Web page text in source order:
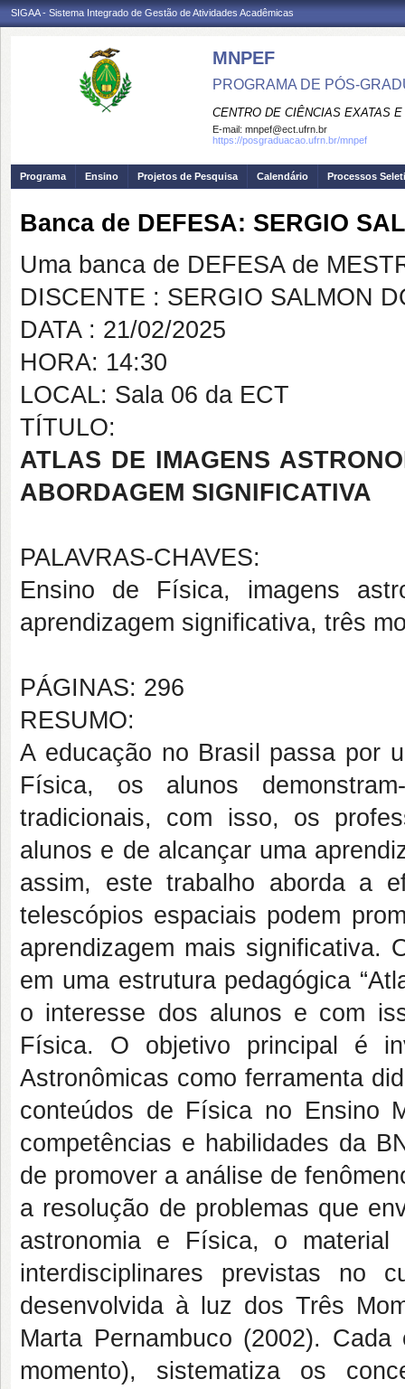
SIGAA - Sistema Integrado de Gestão de Atividades Acadêmicas
MNPEF
PROGRAMA DE PÓS-
CENTRO DE CIÊNCIAS EXATAS
E-mail: mnpef@ect.ufrn.br
https://posgraduacao.ufrn.br/mnpef
Programa Ensino Projetos de Pesquisa Calendário Processos
Banca de DEFESA: SERGIO
Uma banca de DEFESA de
DISCENTE : SERGIO SALMON
DATA : 21/02/2025
HORA: 14:30
LOCAL: Sala 06 da ECT
TÍTULO:
ATLAS DE IMAGENS
ABORDAGEM SIGNIFICATIVA
PALAVRAS-CHAVES:
Ensino de Física, imagens
aprendizagem significativa, três
PÁGINAS: 296
RESUMO:
A educação no Brasil passa por
Física, os alunos
tradicionais, com isso, os
alunos e de alcançar uma
assim, este trabalho aborda a
telescópios espaciais podem
aprendizagem mais significativa.
em uma estrutura pedagógica
o interesse dos alunos e com
Física. O objetivo principal é
Astronômicas como ferramenta
conteúdos de Física no Ensino
competências e habilidades da
de promover a análise de
a resolução de problemas que
astronomia e Física, o material
interdisciplinares previstas no
desenvolvida à luz dos Três
Marta Pernambuco (2002).
momento), sistematiza os